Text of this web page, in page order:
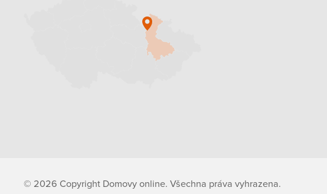
© 2026 Copyright Domovy online. Všechna práva vyhrazena.